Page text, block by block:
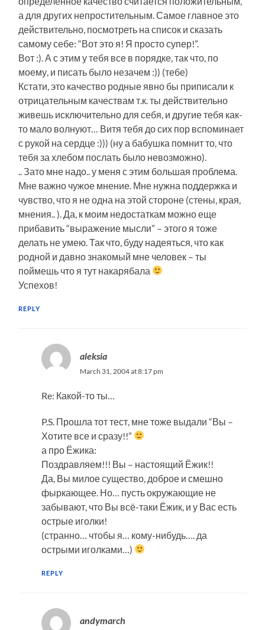
а для других непростительным. Самое главное это
действительно, посмотреть на список и сказать
самому себе: “Вот это я! Я просто супер!”.
Вот :). А с этим у тебя все в порядке, так что, по
моему, и писать было незачем :)) (тебе)
Кстати, это качество родные явно бы приписали к
отрицательным качествам т.к. ты действительно
живешь исключительно для себя, и другие тебя как-
то мало волнуют… Витя тебя до сих пор вспоминает
с рукой на сердце :))) (ну а бабушка помнит то, что
тебя за хлебом послать было невозможно).
.. Зато мне надо.. у меня с этим большая проблема.
Мне важно чужое мнение. Мне нужна поддержка и
чувство, что я не одна на этой стороне (стены, края,
мнения.. ). Да, к моим недостаткам можно еще
прибавить “выражение мысли” – этого я тоже
делать не умею. Так что, буду надеяться, что как
родной и давно знакомый мне человек – ты
поймешь что я тут накарябала
Успехов!
REPLY
aleksia
March 31, 2004 at 8:17 pm
Re: Какой-то ты…
P.S. Прошла тот тест, мне тоже выдали “Вы –
Хотите все и сразу!!”
а про Ёжика:
Поздравляем!!! Вы – настоящий Ёжик!!
Да, Вы милое существо, доброе и смешно
фыркающее. Но… пусть окружающие не
забывают, что Вы всё-таки Ёжик, и у Вас есть
острые иголки!
(странно… чтобы я… кому-нибудь…. да
острыми иголками…)
REPLY
andymarch